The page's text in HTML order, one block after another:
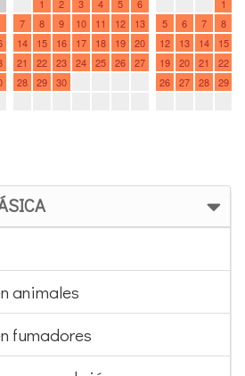
animales
fumadores